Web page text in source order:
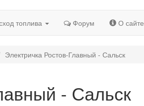
топлива Форум О сайте
Электричка Ростов-Главный - Сальск
- Сальск